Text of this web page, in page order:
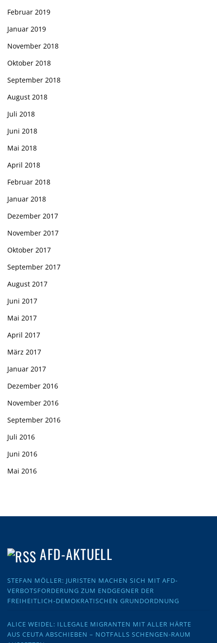
Februar 2019
Januar 2019
November 2018
Oktober 2018
September 2018
August 2018
Juli 2018
Juni 2018
Mai 2018
April 2018
Februar 2018
Januar 2018
Dezember 2017
November 2017
Oktober 2017
September 2017
August 2017
Juni 2017
Mai 2017
April 2017
März 2017
Januar 2017
Dezember 2016
November 2016
September 2016
Juli 2016
Juni 2016
Mai 2016
AFD-AKTUELL
STEFAN MÖLLER: JURISTEN MACHEN SICH MIT AFD-
VERBOTSFORDERUNG ZUM ENDGEGNER DER
FREIHEITLICH-DEMOKRATISCHEN GRUNDORDNUNG
ALICE WEIDEL: ILLEGALE MIGRANTEN MIT ALLER HÄRTE
AUS CEUTA ABSCHIEBEN – NOTFALLS SCHENGEN-RAUM